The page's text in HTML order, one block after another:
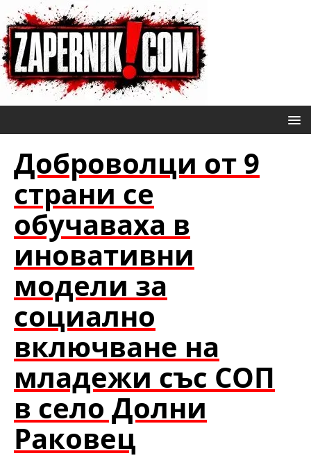
Доброволци от 9
страни се
обучаваха в
иновативни
модели за
социално
включване на
младежи със СОП
в село Долни
Раковец